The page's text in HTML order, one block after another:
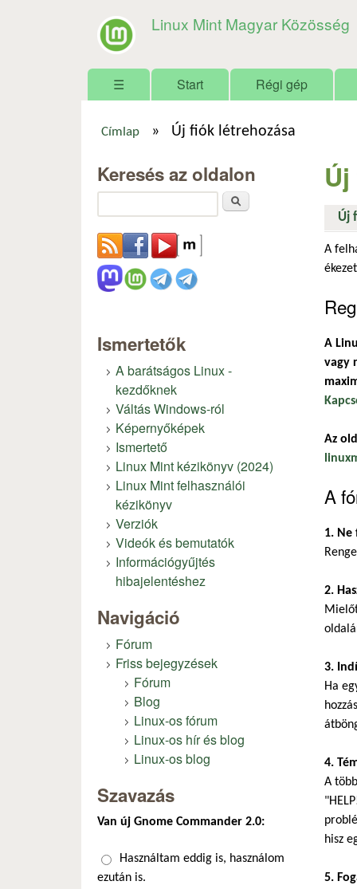
Linux Mint Magyar Közösség
Főmenü
☰ Start Régi gép
Címlap » Új fiók létrehozása
Új
A
A
vagy
Az
A
1. Ne
2.
3.
Ha
4.
A
hisz
5.
Keresés az oldalon
Ismertetők
A barátságos Linux -
kezdőknek
Váltás Windows-ról
Képernyőképek
Ismertető
Linux Mint kézikönyv (2024)
Linux Mint felhasználói
kézikönyv
Verziók
Videók és bemutatók
Információgyűjtés
hibajelentéshez
Navigáció
Fórum
Friss bejegyzések
Fórum
Blog
Linux-os fórum
Linux-os hír és blog
Linux-os blog
Szavazás
Van új Gnome Commander 2.0:
Választások
Használtam eddig is, használom
ezután is.